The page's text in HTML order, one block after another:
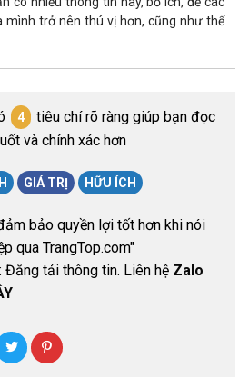
mình trở nên thú vị hơn, cũng như thể
4
tiêu chí rõ ràng giúp bạn đọc
và chính xác hơn
GIÁ TRỊ HỮU ÍCH
bảo quyền lợi tốt hơn khi nói
qua TrangTop.com"
: Đăng tải thông tin. Liên hệ Zalo